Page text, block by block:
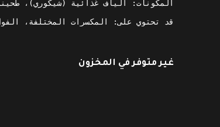
قد تحتوي على: المكسرات المختلفة،
غير متوفر في المخزون